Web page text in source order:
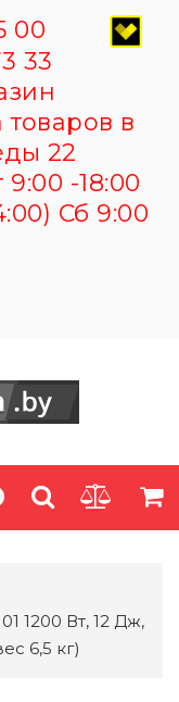
55 00
33
в
22
-18:00
Сб 9:00
1200 Вт, 12 Дж,
6,5 кг)